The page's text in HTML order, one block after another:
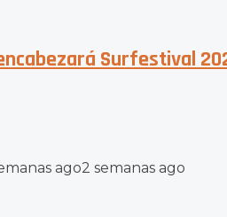
Surfestival
ago2 semanas ago